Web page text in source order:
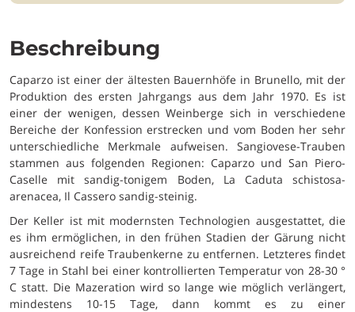
Beschreibung
Caparzo ist einer der ältesten Bauernhöfe in Brunello, mit der
Produktion des ersten Jahrgangs aus dem Jahr 1970. Es ist
einer der wenigen, dessen Weinberge sich in verschiedene
Bereiche der Konfession erstrecken und vom Boden her sehr
unterschiedliche Merkmale aufweisen. Sangiovese-Trauben
stammen aus folgenden Regionen: Caparzo und San Piero-
Caselle mit sandig-tonigem Boden, La Caduta schistosa-
arenacea, Il Cassero sandig-steinig.
Der Keller ist mit modernsten Technologien ausgestattet, die
es ihm ermöglichen, in den frühen Stadien der Gärung nicht
ausreichend reife Traubenkerne zu entfernen. Letzteres findet
7 Tage in Stahl bei einer kontrollierten Temperatur von 28-30 °
C statt. Die Mazeration wird so lange wie möglich verlängert,
mindestens 10-15 Tage, dann kommt es zu einer